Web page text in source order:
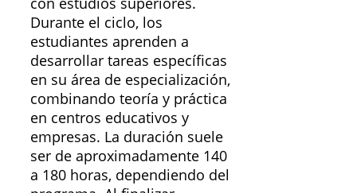
Durante el ciclo, los
estudiantes aprenden a
desarrollar tareas específicas
en su área de especialización,
combinando teoría y práctica
en centros educativos y
empresas. La duración suele
ser de aproximadamente 140
a 180 horas, dependiendo del